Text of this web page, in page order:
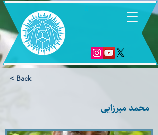
< Back
محمد میرزایی